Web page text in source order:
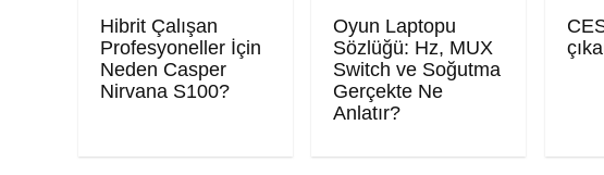
Hibrit Çalışan
Profesyoneller İçin
Neden Casper
Nirvana S100?
Oyun Laptopu
Sözlüğü: Hz, MUX
Switch ve Soğutma
Gerçekte Ne
Anlatır?